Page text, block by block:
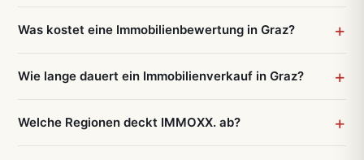
Was kostet eine Immobilienbewertung in Graz?
Wie lange dauert ein Immobilienverkauf in Graz?
Welche Regionen deckt IMMOXX. ab?